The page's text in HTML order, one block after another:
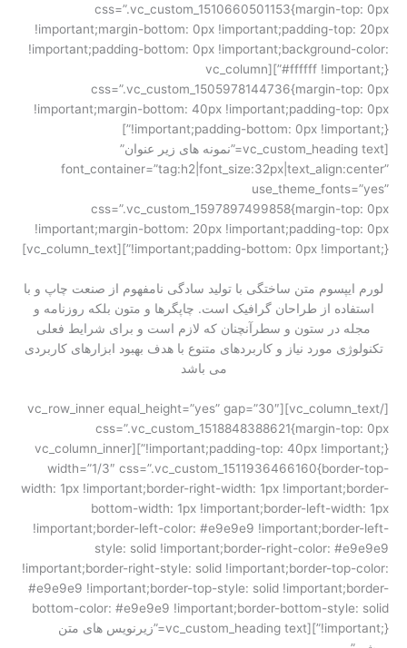
css=”.vc_custom_1510660501153{margin-top: 0px
!important;margin-bottom: 0px !important;padding-top: 20px
!important;padding-bottom: 0px !important;background-color:
#ffffff !important;}”][vc_column
css=”.vc_custom_1505978144736{margin-top: 0px
!important;margin-bottom: 40px !important;padding-top: 0px
!important;padding-bottom: 0px !important;}”]
[vc_custom_heading text=”نمونه های زیر عنوان”
font_container=”tag:h2|font_size:32px|text_align:center”
use_theme_fonts=”yes”
css=”.vc_custom_1597897499858{margin-top: 0px
!important;margin-bottom: 20px !important;padding-top: 0px
!important;padding-bottom: 0px !important;}”][vc_column_text]
لورم ایپسوم متن ساختگی با تولید سادگی نامفهوم از صنعت چاپ و با
استفاده از طراحان گرافیک است. چاپگرها و متون بلکه روزنامه و
مجله در ستون و سطرآنچنان که لازم است و برای شرایط فعلی
تکنولوژی مورد نیاز و کاربردهای متنوع با هدف بهبود ابزارهای کاربردی
می باشد
[/vc_column_text][vc_row_inner equal_height=”yes” gap=”30″
css=”.vc_custom_1518848388621{margin-top: 0px
!important;padding-top: 40px !important;}”][vc_column_inner
width=”1/3″ css=”.vc_custom_1511936466160{border-top-
width: 1px !important;border-right-width: 1px !important;border-
bottom-width: 1px !important;border-left-width: 1px
!important;border-left-color: #e9e9e9 !important;border-left-
style: solid !important;border-right-color: #e9e9e9
!important;border-right-style: solid !important;border-top-color:
#e9e9e9 !important;border-top-style: solid !important;border-
bottom-color: #e9e9e9 !important;border-bottom-style: solid
!important;}”][vc_custom_heading text=”زیرنویس های متن